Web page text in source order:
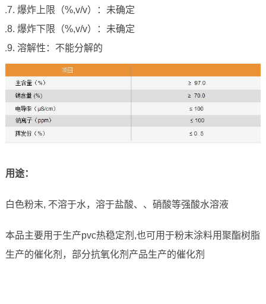
爆炸上限（%,v/v）：未确定
爆炸下限（%,v/v）：未确定
溶解性：不能分解的
用途：
白色粉末, 不溶于水，溶于盐酸、、硝酸等强酸水溶液
本品主要用于生产pvc热稳定剂,也可用于粉末涂料用聚酯树脂
生产的催化剂，部分抗氧化剂产品生产的催化剂